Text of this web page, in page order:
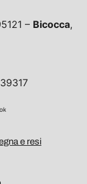
– Bicocca,
e resi